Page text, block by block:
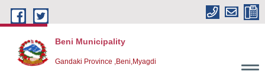
Skip to main content
Beni Municipality
Gandaki Province ,Beni,Myagdi